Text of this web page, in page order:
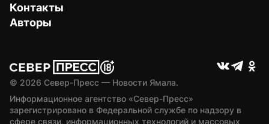
Контакты
Авторы
© 2026 Север-Пресс — Новости Ямала.
Информационное агентство «Север-Пресс»
зарегистрировано в Федеральной службе по надзору в
сфере связи, информационных технологий и массовых